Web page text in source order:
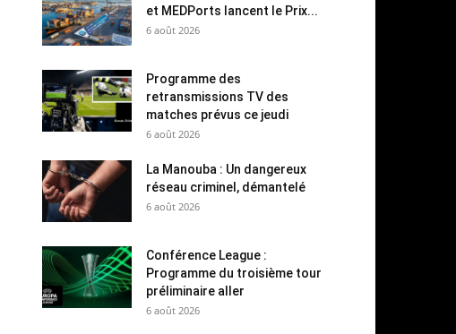
et MEDPorts lancent le Prix...
6 août 2026
Programme des
retransmissions TV des
matches prévus ce jeudi
6 août 2026
La Manouba : Un dangereux
réseau criminel, démantelé
6 août 2026
Conférence League :
Programme du troisième tour
préliminaire aller
6 août 2026